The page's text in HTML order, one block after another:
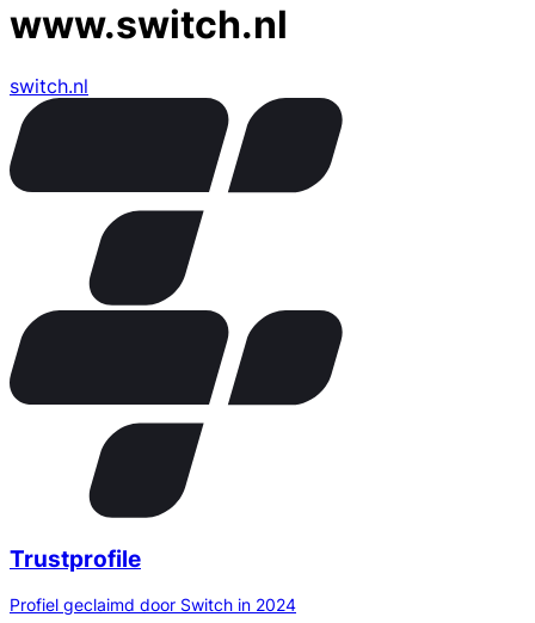
www.switch.nl
switch.nl
Trustprofile
Profiel geclaimd door Switch in 2024